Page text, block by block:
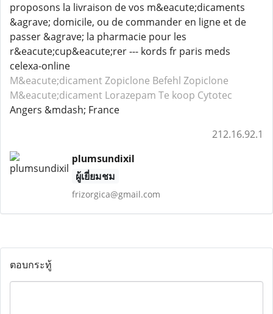
proposons la livraison de vos m&eacute;dicaments
&agrave; domicile, ou de commander en ligne et de
passer &agrave; la pharmacie pour les
r&eacute;cup&eacute;rer --- kords fr paris meds
celexa-online
M&eacute;dicament Zopiclone Befehl Zopiclone
M&eacute;dicament Lorazepam Te koop Cytotec
Angers &mdash; France
212.16.92.1
plumsundixil
ผู้เยี่ยมชม
frizorgica@gmail.com
ตอบกระทู้